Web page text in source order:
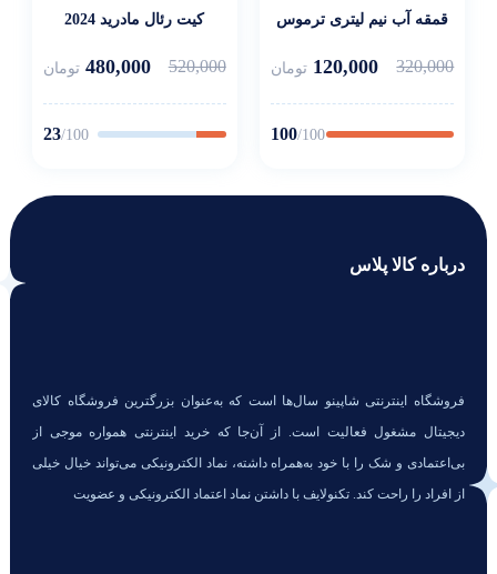
قمقه آب نیم لیتری ترموس
320,000
120,000 تومان
100/100
کیت رئال مادرید 2024
520,000
480,000 تومان
23/100
درباره کالا پلاس
فروشگاه اینترنتی شاپینو سال‌ها است که به‌عنوان بزرگترین فروشگاه کالای
دیجیتال مشغول فعالیت است. از آن‌جا که خرید اینترنتی همواره موجی از
بی‌اعتمادی و شک را با خود به‌همراه داشته، نماد الکترونیکی می‌تواند خیال خیلی
از افراد را راحت کند. تکنولایف با داشتن نماد اعتماد الکترونیکی و عضویت